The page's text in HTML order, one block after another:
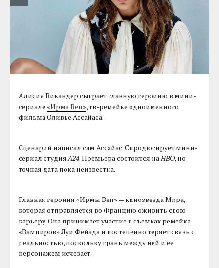
Алисия Викандер сыграет главную героиню в мини-
сериале«Ирма Веп», тв-ремейке одноименного
фильма Оливье Ассайаса.
Сценарий написал сам Ассайас. Спродюсирует мини-
сериал студияА24. Премьера состоится наHBO, но
точная дата пока неизвестна.
Главная героиня «Ирмы Веп» — кинозвезда Мира,
которая отправляется во Францию оживить свою
карьеру. Она принимает участие в съемках ремейка
«Вампиров» Луи Фейада и постепенно теряет связь с
реальностью, поскольку грань между ней и ее
персонажем исчезает.